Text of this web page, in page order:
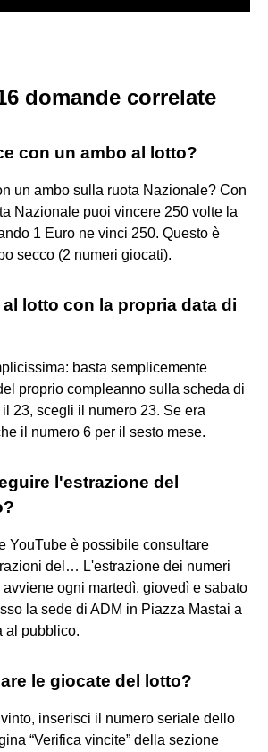
domande correlate
con un ambo al lotto?
un ambo sulla ruota Nazionale? Con
Nazionale puoi vincere 250 volte la
1 Euro ne vinci 250. Questo è
secco (2 numeri giocati).
lotto con la propria data di
basta semplicemente
proprio compleanno sulla scheda di
23, scegli il numero 23. Se era
il numero 6 per il sesto mese.
l'estrazione del
YouTube è possibile consultare
del… L'estrazione dei numeri
ogni martedì, giovedì e sabato
la sede di ADM in Piazza Mastai a
al pubblico.
le giocate del lotto?
inserisci il numero seriale dello
“Verifica vincite” della sezione